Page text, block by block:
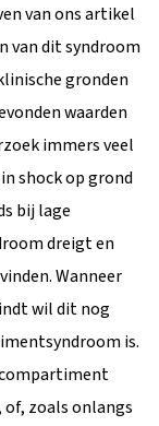
van ons artikel
van dit syndroom
gronden
waarden
immers veel
shock op grond
bij lage
dreigt en
Wanneer
wil dit nog
is.
compartiment
zoals onlangs